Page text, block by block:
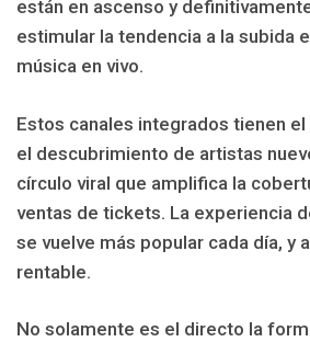
están en ascenso y
estimular la tendencia a la subida
música en vivo.
Estos canales integrados tienen
el descubrimiento de artistas
círculo viral que amplifica la
ventas de tickets. La experiencia
se vuelve más popular cada día, y
rentable.
No solamente es el directo la